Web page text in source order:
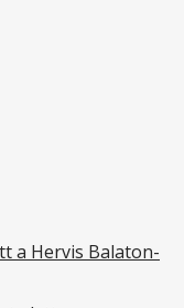
a Hervis Balaton-